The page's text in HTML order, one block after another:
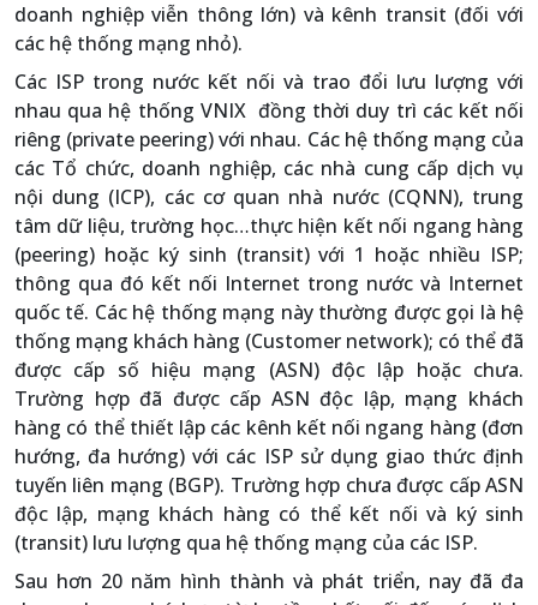
doanh nghiệp viễn thông lớn) và kênh transit (đối với
các hệ thống mạng nhỏ).
Các ISP trong nước kết nối và trao đổi lưu lượng với
nhau qua hệ thống VNIX đồng thời duy trì các kết nối
riêng (private peering) với nhau. Các hệ thống mạng của
các Tổ chức, doanh nghiệp, các nhà cung cấp dịch vụ
nội dung (ICP), các cơ quan nhà nước (CQNN), trung
tâm dữ liệu, trường học…thực hiện kết nối ngang hàng
(peering) hoặc ký sinh (transit) với 1 hoặc nhiều ISP;
thông qua đó kết nối Internet trong nước và Internet
quốc tế. Các hệ thống mạng này thường được gọi là hệ
thống mạng khách hàng (Customer network); có thể đã
được cấp số hiệu mạng (ASN) độc lập hoặc chưa.
Trường hợp đã được cấp ASN độc lập, mạng khách
hàng có thể thiết lập các kênh kết nối ngang hàng (đơn
hướng, đa hướng) với các ISP sử dụng giao thức định
tuyến liên mạng (BGP). Trường hợp chưa được cấp ASN
độc lập, mạng khách hàng có thể kết nối và ký sinh
(transit) lưu lượng qua hệ thống mạng của các ISP.
Sau hơn 20 năm hình thành và phát triển, nay đã đa